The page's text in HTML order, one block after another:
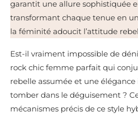
garantit une allure sophistiquée
transformant chaque tenue en
la féminité adoucit l’attitude
Est-il vraiment impossible de
rock chic femme parfait qui
rebelle assumée et une
tomber dans le déguisement ?
mécanismes précis de ce style